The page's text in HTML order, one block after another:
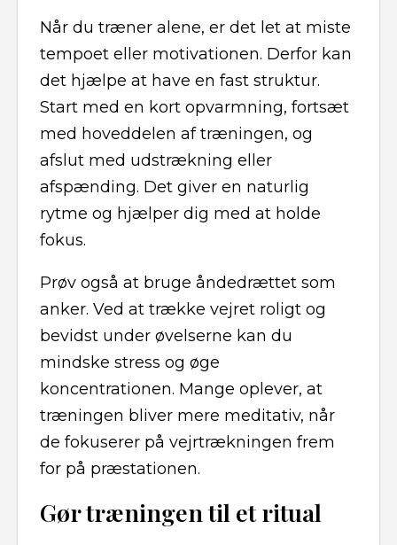
Når du træner alene, er det let at miste
tempoet eller motivationen. Derfor kan
det hjælpe at have en fast struktur.
Start med en kort opvarmning, fortsæt
med hoveddelen af træningen, og
afslut med udstrækning eller
afspænding. Det giver en naturlig
rytme og hjælper dig med at holde
fokus.
Prøv også at bruge åndedrættet som
anker. Ved at trække vejret roligt og
bevidst under øvelserne kan du
mindske stress og øge
koncentrationen. Mange oplever, at
træningen bliver mere meditativ, når
de fokuserer på vejrtrækningen frem
for på præstationen.
Gør træningen til et ritual